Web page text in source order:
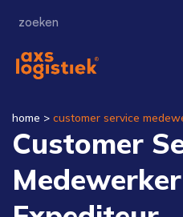
home > customer service
Customer